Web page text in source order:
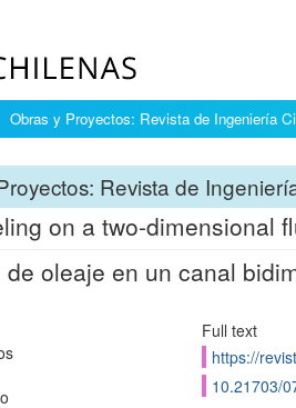
Obras y Proyectos: Revista de Ingeniería
Revista de
on a two-dimensional
oleaje en un canal
Full text
https://
10.21703/